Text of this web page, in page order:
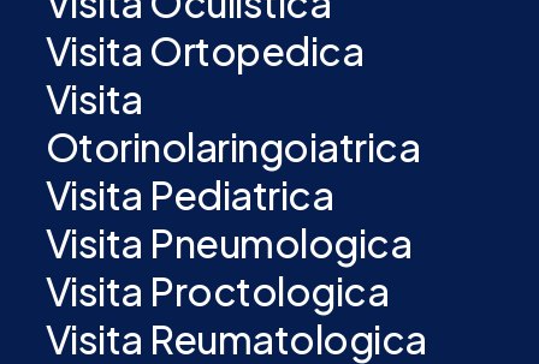
Visita Ortopedica
Visita
Otorinolaringoiatrica
Visita Pediatrica
Visita Pneumologica
Visita Proctologica
Visita Reumatologica